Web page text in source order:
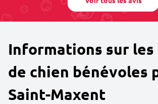
Informations sur les
de chien bénévoles
Saint-Maxent